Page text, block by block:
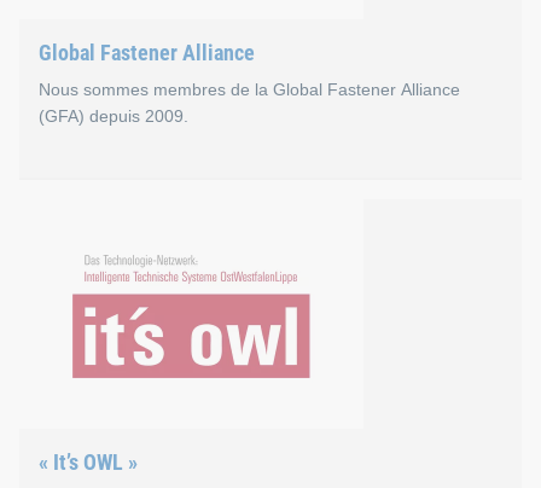
Global Fastener Alliance
Nous sommes membres de la Global Fastener Alliance
(GFA) depuis 2009.
La GFA - Global Fastener Alliance - a été fondée en 1998
Site web de la Global Fastener Alliance
« It’s OWL »